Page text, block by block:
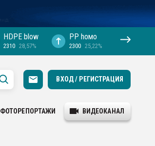
HDPE blow
2310 28,57%
PP hомо
2300 25,22%
ВХОД / РЕГИСТРАЦИЯ
ФОТОРЕПОРТАЖИ ВИДЕОКАНАЛ